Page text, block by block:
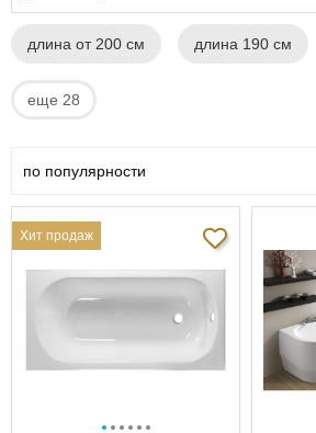
длина от 200 см длина 190 см
еще 28
по популярности
Хит продаж